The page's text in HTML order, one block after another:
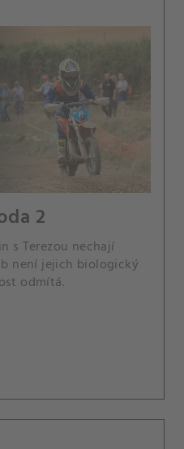
2
s Terezou nechají
není jejich biologický
odmítá.